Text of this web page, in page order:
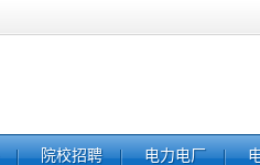
院校招聘 电力电厂